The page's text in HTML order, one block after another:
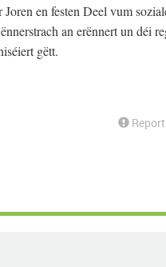
en festen Deel vum
an erënnert un déi
gëtt.